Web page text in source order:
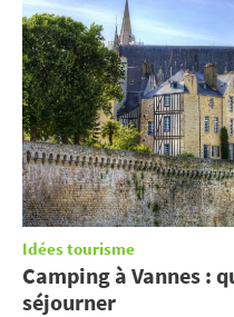
Idées tourisme
Camping à Vannes :
séjourner